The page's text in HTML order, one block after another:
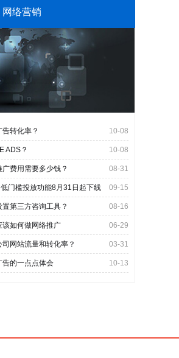
网络营销
转化率？ 10-08
ADS？ 10-08
费用需要多少钱？ 08-31
门槛投放功能8月31日起下线 09-15
第三方咨询工具？ 08-16
如何做网络推广 06-29
网站流量和转化率？ 03-31
告的一点点体会 10-13